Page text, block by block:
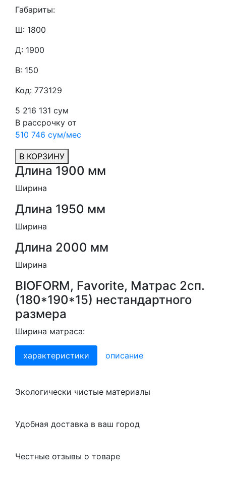
Габариты:
Ш: 1800
Д: 1900
В: 150
Код: 773129
5 216 131 сум
В рассрочку от
510 746 сум/мес
В КОРЗИНУ
Длина 1900 мм
Ширина
Длина 1950 мм
Ширина
Длина 2000 мм
Ширина
BIOFORM, Favorite, Матрас 2сп.
(180*190*15) нестандартного
размера
Ширина матраса:
характеристики описание
Экологически чистые материалы
Удобная доставка в ваш город
Честные отзывы о товаре